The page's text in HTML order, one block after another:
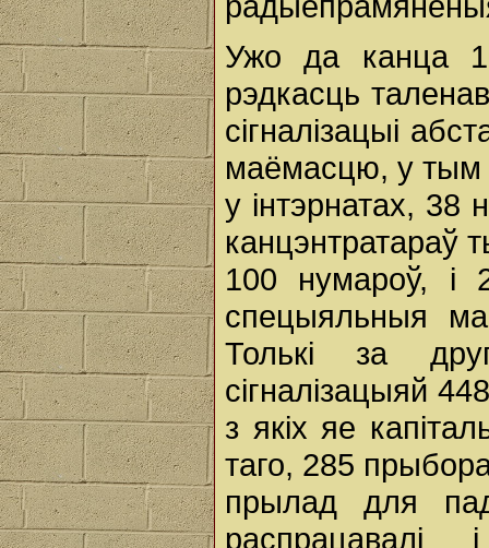
Ужо да канца
рэдкасць
сігналізацыі
маёмасцю, у тым
у інтэрнатах, 38
канцэнтратараў
100 нумароў, і
спецыяльныя
Толькі за
сігналізацыяй
з якіх яе
таго, 285
прылад для